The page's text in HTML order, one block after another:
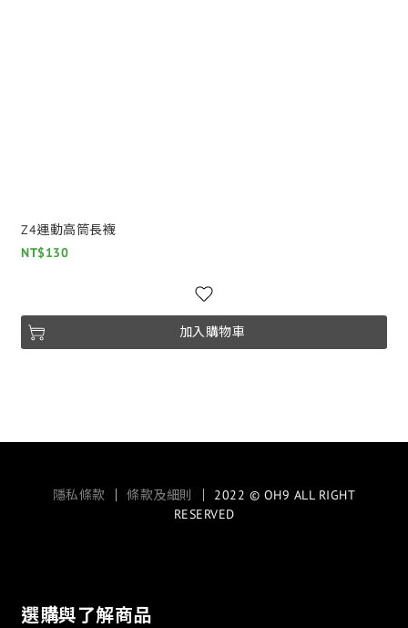
Z4運動高筒長襪
NT$130
加入購物車
隱私條款 ｜條款及細則
｜ 2022 © OH9 ALL RIGHT
RESERVED
選購與了解商品